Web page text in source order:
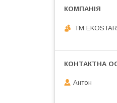
ТМ EKOSTAR
Антон